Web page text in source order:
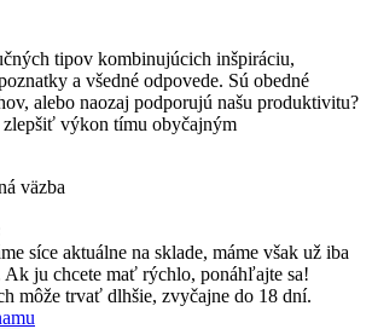
tipov kombinujúcich inšpiráciu,
a všedné odpovede. Sú obedné
alebo naozaj podporujú našu produktivitu?
zlepšiť výkon tímu obyčajným
väzba
síce aktuálne na sklade, máme však už iba
Ak ju chcete mať rýchlo, ponáhľajte sa!
môže trvať dlhšie, zvyčajne do 18 dní.